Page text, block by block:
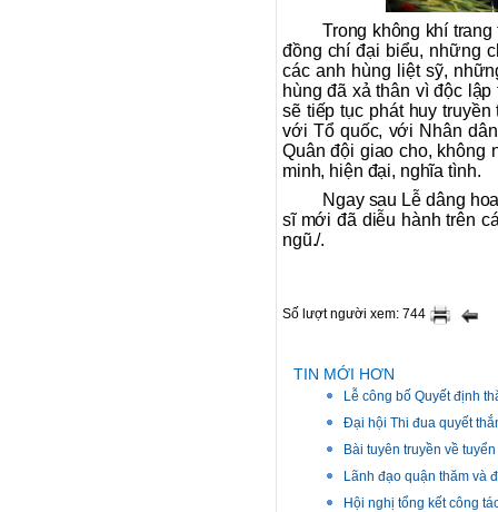
Trong không khí
đồng chí đại biểu, những
các anh hùng liệt sỹ,
hùng đã xả thân vì độc
sẽ tiếp tục phát huy
với Tổ quốc, với Nhân
Quân đội giao cho, không
minh, hiện đại, nghĩa tình.
Ngay sau Lễ dâng
sĩ mới đã diễu hành trên
ngũ./.
Số lượt người xem: 744
TIN MỚI HƠN
Lễ công bố Quyết định
Đại hội Thi đua quyết
Bài tuyên truyền về
Lãnh đạo quận thăm và
Hội nghị tổng kết công